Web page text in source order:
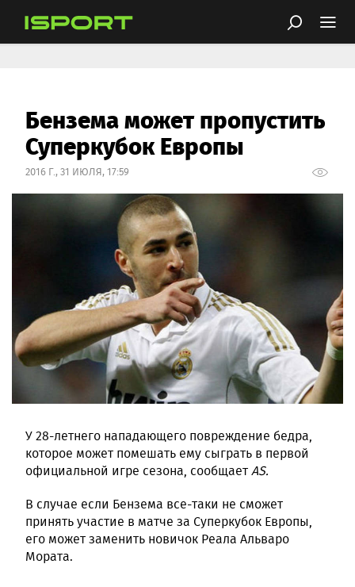
Бензема может пропустить
Суперкубок Европы
2016 Г., 31 ИЮЛЯ, 17:59
У 28-летнего нападающего повреждение бедра,
которое может помешать ему сыграть в первой
официальной игре сезона, сообщаетAS.
В случае если Бензема все-таки не сможет
принять участие в матче за Суперкубок Европы,
его может заменить новичок Реала Альваро
Мората.